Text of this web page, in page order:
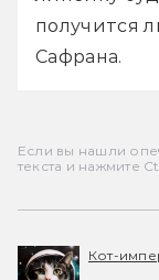
получится
Сафрана.
Если вы нашли
текста и нажмите
Кот-